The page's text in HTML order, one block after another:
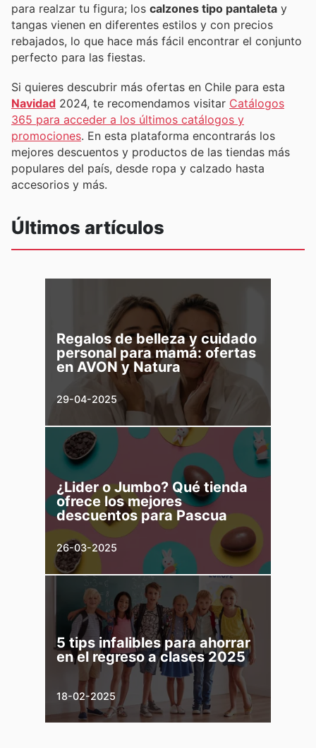
para realzar tu figura; los calzones tipo pantaleta y
tangas vienen en diferentes estilos y con precios
rebajados, lo que hace más fácil encontrar el conjunto
perfecto para las fiestas.
Si quieres descubrir más ofertas en Chile para esta
Navidad 2024, te recomendamos visitar Catálogos
365 para acceder a los últimos catálogos y
promociones. En esta plataforma encontrarás los
mejores descuentos y productos de las tiendas más
populares del país, desde ropa y calzado hasta
accesorios y más.
Últimos artículos
Regalos de belleza y cuidado
personal para mamá: ofertas
en AVON y Natura
29-04-2025
¿Lider o Jumbo? Qué tienda
ofrece los mejores
descuentos para Pascua
26-03-2025
​​5 tips infalibles para ahorrar
en el regreso a clases 2025
18-02-2025